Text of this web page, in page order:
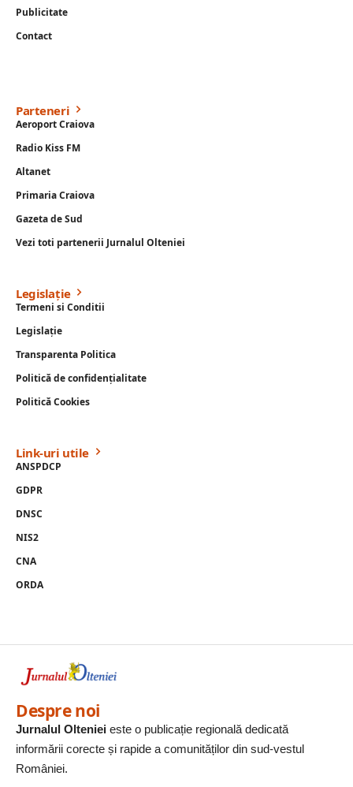
Publicitate
Contact
Parteneri
Aeroport Craiova
Radio Kiss FM
Altanet
Primaria Craiova
Gazeta de Sud
Vezi toti partenerii Jurnalul Olteniei
Legislație
Termeni si Conditii
Legislație
Transparenta Politica
Politică de confidențialitate
Politică Cookies
Link-uri utile
ANSPDCP
GDPR
DNSC
NIS2
CNA
ORDA
Despre noi
Jurnalul Olteniei este o publicație regională dedicată
informării corecte și rapide a comunităților din sud-vestul
României.